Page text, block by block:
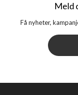
Meld
Få nyheter,